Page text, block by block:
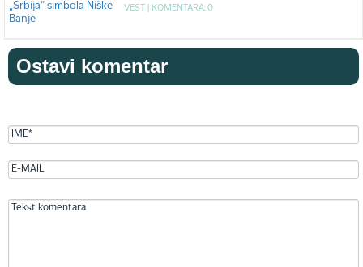
VEST | KOMENTARA: 0
Ostavi komentar